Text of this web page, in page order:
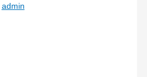
admin